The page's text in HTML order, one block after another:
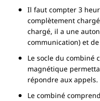
Il faut compter 3
complètement
chargé, il a une
communication) et
Le socle du combiné
magnétique
répondre aux appels.
Le combiné